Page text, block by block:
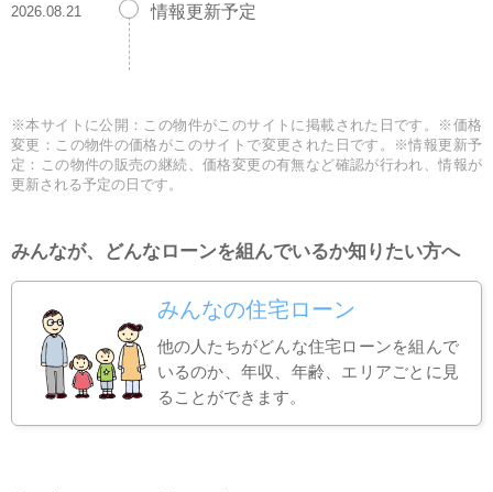
2026.08.21 情報更新予定
※本サイトに公開：この物件がこのサイトに掲載された日です。※価格
変更：この物件の価格がこのサイトで変更された日です。※情報更新予
定：この物件の販売の継続、価格変更の有無など確認が行われ、情報が
更新される予定の日です。
みんなが、どんなローンを組んでいるか知りたい方へ
みんなの住宅ローン
他の人たちがどんな住宅ローンを組んで
いるのか、年収、年齢、エリアごとに見
ることができます。